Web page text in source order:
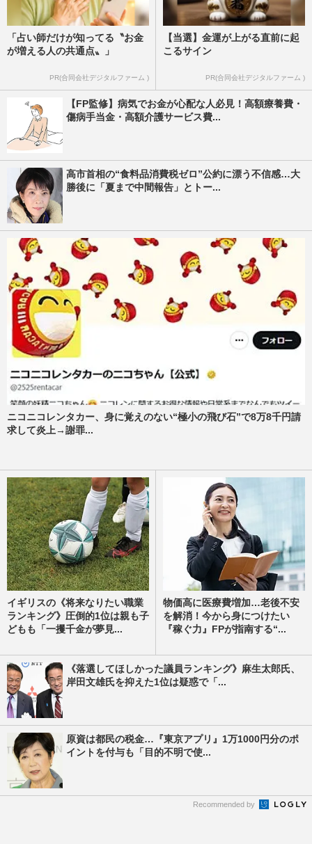
「占い師だけが知ってる〝お金
が増える人の共通点〟」
PR(合同会社デジタルファーム )
【当選】金運が上がる直前に起
こるサイン
PR(合同会社デジタルファーム )
【FP監修】病気でお金が心配な人必見！高額療養費・
傷病手当金・高額介護サービス費...
高市首相の“食料品消費税ゼロ”公約に漂う不信感…大
勝後に「夏まで中間報告」とトー...
ニコニコレンタカー、身に覚えのない“極小の飛び石”で8万8千円請
求して炎上→謝罪...
イギリスの《将来なりたい職業
ランキング》圧倒的1位は親も子
どもも「一攫千金が夢見...
物価高に医療費増加…老後不安
を解消！今から身につけたい
『稼ぐ力』FPが指南する“...
《落選してほしかった議員ランキング》麻生太郎氏、
岸田文雄氏を抑えた1位は疑惑で「...
原資は都民の税金…『東京アプリ』1万1000円分のポ
イントを付与も「目的不明で使...
Recommended by